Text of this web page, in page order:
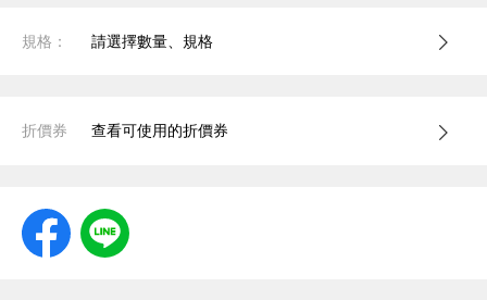
規格： 請選擇數量、規格
折價券 查看可使用的折價券